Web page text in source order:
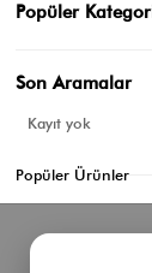
4.8 (6)
Seçili Ürünlerde
Bizden
Popüler
Son Aramalar
Kayıt yok
Popüler Ürünler